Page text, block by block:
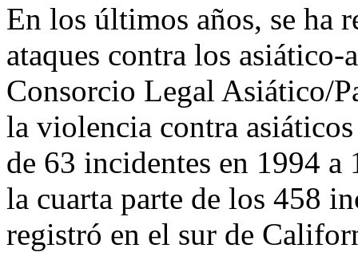
En los últimos años, se ha
ataques contra los
Consorcio Legal Asiático/
la violencia contra
de 63 incidentes en 1994
la cuarta parte de los 458
registró en el sur de